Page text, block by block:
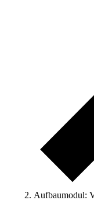
Aufbaumodul: